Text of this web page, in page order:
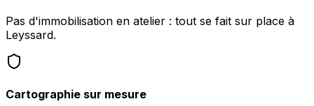
Pas d'immobilisation en atelier : tout se fait sur place à
Leyssard.
Cartographie sur mesure